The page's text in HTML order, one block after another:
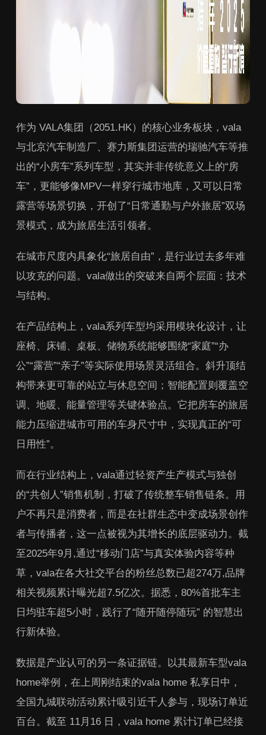
作为 VALA集团（2051.HK）的核心业务板块，vala
与北京汽车制造厂、赛力斯集团运营的瑞驰汽车等推
出的“小房车”系列车型，其实并非传统意义上的“房
车”，更能够像MPV一样穿行城市地库，又可以日常
露营等场景切换，开创了“日常通勤与户外旅居”双场
景模式，成为旅居生活引领者。
在城市尺度内具象化“旅居自由”，是行业过去多年难
以攻克的问题。vala做出的突破来自两个层面：技术
与结构。
在产品结构上，vala系列车型均采用模块化设计，让
座椅、床铺、桌板、储物系统能够围绕“家庭”“办
公”“露营”“亲子”等实际使用场景灵活组合。斜升顶结
构带来更可靠的站立与休息空间；智能配置则覆盖空
调、地暖、能量管理等关键体验点。它把房车的旅居
能力压缩进城市可用的车身尺寸中，实现真正的“可
日用性”。
而在行业结构上，vala通过轻资产生产模式与独创
的“共创人”销售机制，打破了传统整车销售链条。用
户不再只是消费者，而是在社群生态中变成场景创作
者与传播者，这一点被视为其增长的底层驱动力。截
至2025年9月,通过“移动门店”与真实体验内容等种
草，vala在各大社交平台的粉丝总数已超274万,品牌
相关视频累计曝光超7.5亿次。据悉，80%首批车主
日均驻车超5小时，践行了“随开随停随玩” 的智慧出
行新体验。
数据是产业认可的另一条证据链。以其最新车型vala
home举例，在上周刚结束的vala home 私享日中，
全国九城联动活动累计吸引近千人参与，现场订单近
百台。截至 11月16 日，vala home 累计订单已经接